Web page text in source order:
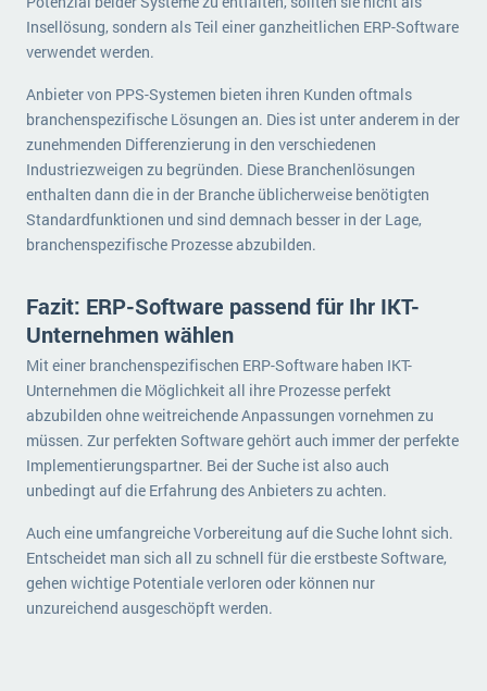
Insellösung, sondern als Teil einer ganzheitlichen ERP-Software
verwendet werden.
Anbieter von PPS-Systemen bieten ihren Kunden oftmals
branchenspezifische Lösungen an. Dies ist unter anderem in der
zunehmenden Differenzierung in den verschiedenen
Industriezweigen zu begründen. Diese Branchenlösungen
enthalten dann die in der Branche üblicherweise benötigten
Standardfunktionen und sind demnach besser in der Lage,
branchenspezifische Prozesse abzubilden.
Fazit: ERP-Software passend für Ihr IKT-
Unternehmen wählen
Mit einer branchenspezifischen ERP-Software haben IKT-
Unternehmen die Möglichkeit all ihre Prozesse perfekt
abzubilden ohne weitreichende Anpassungen vornehmen zu
müssen. Zur perfekten Software gehört auch immer der perfekte
Implementierungspartner. Bei der Suche ist also auch
unbedingt auf die Erfahrung des Anbieters zu achten.
Auch eine umfangreiche Vorbereitung auf die Suche lohnt sich.
Entscheidet man sich all zu schnell für die erstbeste Software,
gehen wichtige Potentiale verloren oder können nur
unzureichend ausgeschöpft werden.